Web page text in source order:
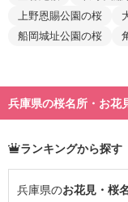
上野恩賜公園の桜
船岡城址公園の桜
兵庫県の桜名所・お花
ランキングから探す
兵庫県のお花見・桜